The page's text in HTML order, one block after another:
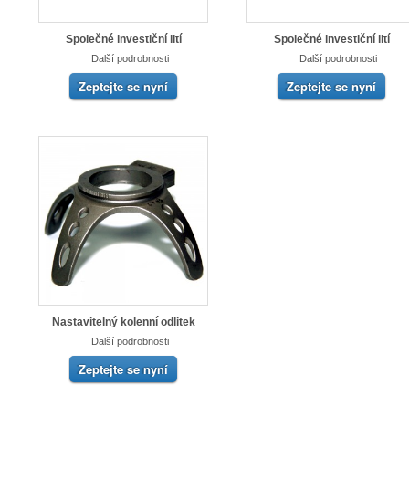
Společné investiční lití
Další podrobnosti
Zeptejte se nyní
Společné investiční lití
Další podrobnosti
Zeptejte se nyní
Nastavitelný kolenní odlitek
Další podrobnosti
Zeptejte se nyní